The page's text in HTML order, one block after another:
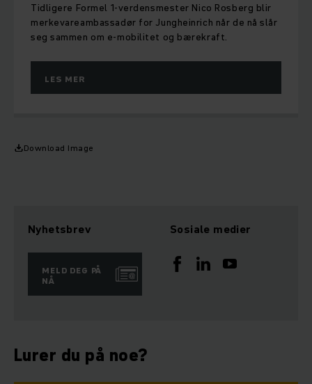
Tidligere Formel 1-verdensmester Nico Rosberg blir
merkevareambassadør for Jungheinrich når de nå slår
seg sammen om e-mobilitet og bærekraft.
LES MER
Download Image
Nyhetsbrev
MELD DEG PÅ
NÅ
Sosiale medier
Lurer du på noe?